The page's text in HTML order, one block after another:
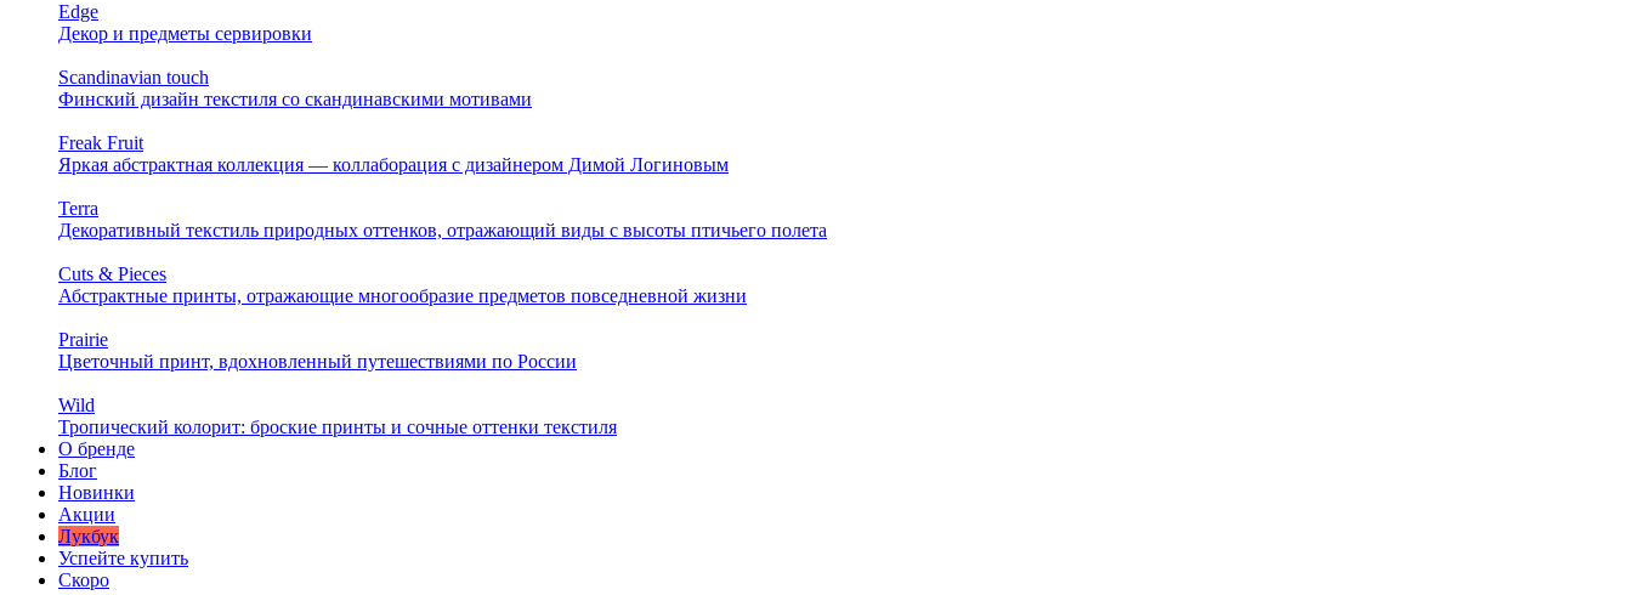
Edge
Декор и предметы сервировки
Scandinavian touch
Финский дизайн текстиля со скандинавскими мотивами
Freak Fruit
Яркая абстрактная коллекция — коллаборация с дизайнером Димой Логиновым
Terra
Декоративный текстиль природных оттенков, отражающий виды с высоты птичьего полета
Cuts & Pieces
Абстрактные принты, отражающие многообразие предметов повседневной жизни
Prairie
Цветочный принт, вдохновленный путешествиями по России
Wild
Тропический колорит: броские принты и сочные оттенки текстиля
О бренде
Блог
Новинки
Акции
Лукбук
Успейте купить
Скоро